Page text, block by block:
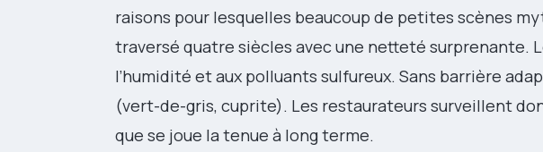
raisons pour lesquelles beaucoup de petites scènes
traversé quatre siècles avec une netteté surprenante.
l’humidité et aux polluants sulfureux. Sans barrière
(vert-de-gris, cuprite). Les restaurateurs surveillent
que se joue la tenue à long terme.